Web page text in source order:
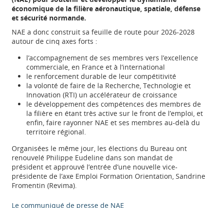
économique de la filière aéronautique, spatiale, défense
et sécurité normande.
NAE a donc construit sa feuille de route pour 2026-2028
autour de cinq axes forts :
l’accompagnement de ses membres vers l’excellence
commerciale, en France et à l’international
le renforcement durable de leur compétitivité
la volonté de faire de la Recherche, Technologie et
Innovation (RTI) un accélérateur de croissance
le développement des compétences des membres de
la filière en étant très active sur le front de l’emploi, et
enfin, faire rayonner NAE et ses membres au-delà du
territoire régional.
Organisées le même jour, les élections du Bureau ont
renouvelé Philippe Eudeline dans son mandat de
président et approuvé l’entrée d’une nouvelle vice-
présidente de l’axe Emploi Formation Orientation, Sandrine
Fromentin (Revima).
Le communiqué de presse de NAE
Appels à projets
Déposer une actu !